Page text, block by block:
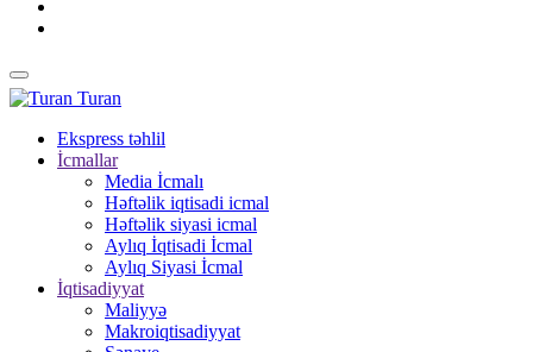
Turan
Ekspress təhlil
İcmallar
Media İcmalı
Həftəlik iqtisadi icmal
Həftəlik siyasi icmal
Aylıq İqtisadi İcmal
Aylıq Siyasi İcmal
İqtisadiyyat
Maliyyə
Makroiqtisadiyyat